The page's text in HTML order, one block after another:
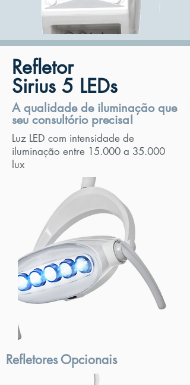
Refletor
Sirius 5 LEDs
A qualidade de iluminação que
seu consultório precisa!
Luz LED com intensidade de
iluminação entre 15.000 a 35.000
lux
Refletores Opcionais